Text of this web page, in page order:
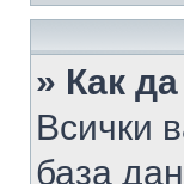
» Как
Всички
база